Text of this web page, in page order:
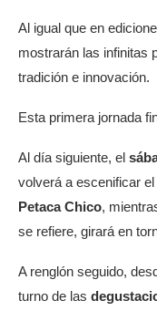
Al igual que en
mostrarán las infinitas
tradición e innovación.
Esta primera jornada
Al día siguiente, el
volverá a escenificar el
Petaca Chico,
se refiere, girará en
A renglón seguido,
turno de las